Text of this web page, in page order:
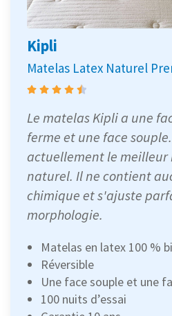
Kipli
Matelas Latex Naturel
Le matelas Kipli a une
ferme et une face
actuellement le meilleur
naturel. Il ne contient
chimique et s'ajuste
morphologie.
Matelas en latex 100 %
Réversible
Une face souple et une
100 nuits d’essai